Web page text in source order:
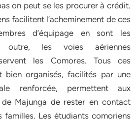
on peut se les procurer à crédit.
facilitent l’acheminement de ces
d’équipage en sont les
outre, les voies aériennes
les Comores. Tous ces
bien organisés, facilités par une
renforcée, permettent aux
Majunga de rester en contact
familles. Les étudiants comoriens